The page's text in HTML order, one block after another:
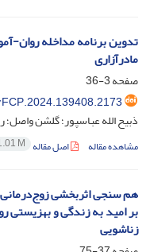
تدوین برنامه مداخله روان-
مادرآزاری
صفحه3-36
ذبیح الله عباسپور؛ گلشن
مشاهده مقاله اصل مقاله M
هم سنجی اثربخشی
بر امید به زندگی و بهزیستی
زناشویی